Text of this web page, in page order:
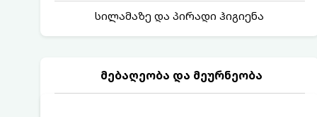
სილამაზე და პირადი ჰიგიენა
მებაღეობა და მეურნეობა